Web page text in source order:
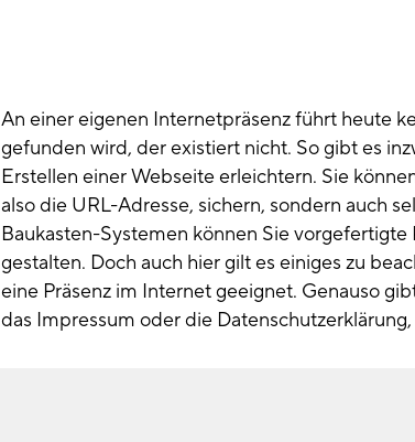
An einer eigenen Internetpräsenz führt heute
gefunden wird, der existiert nicht. So gibt es
Erstellen einer Webseite erleichtern. Sie
also die URL-Adresse, sichern, sondern auch
Baukasten-Systemen können Sie
gestalten. Doch auch hier gilt es einiges zu
eine Präsenz im Internet geeignet. Genauso
das Impressum oder die